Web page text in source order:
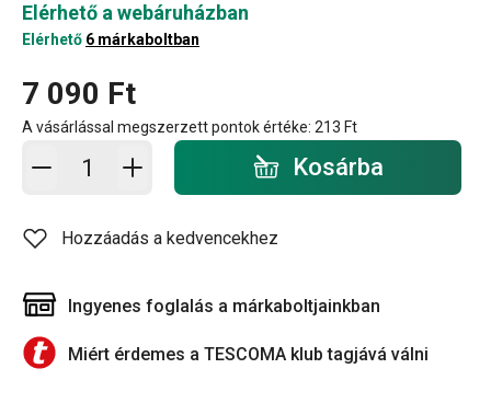
Elérhető a webáruházban
Elérhető 6 márkaboltban
7 090 Ft
A vásárlással megszerzett pontok értéke: 213 Ft
Kosárba - mennyiség Kosárba
Hozzáadás a kedvencekhez
Ingyenes foglalás a márkaboltjainkban
Miért érdemes a TESCOMA klub tagjává válni